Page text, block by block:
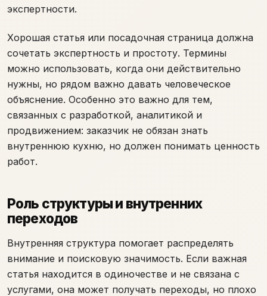
экспертности.
Хорошая статья или посадочная страница должна
сочетать экспертность и простоту. Термины
можно использовать, когда они действительно
нужны, но рядом важно давать человеческое
объяснение. Особенно это важно для тем,
связанных с разработкой, аналитикой и
продвижением: заказчик не обязан знать
внутреннюю кухню, но должен понимать ценность
работ.
Роль структуры и внутренних
переходов
Внутренняя структура помогает распределять
внимание и поисковую значимость. Если важная
статья находится в одиночестве и не связана с
услугами, она может получать переходы, но плохо